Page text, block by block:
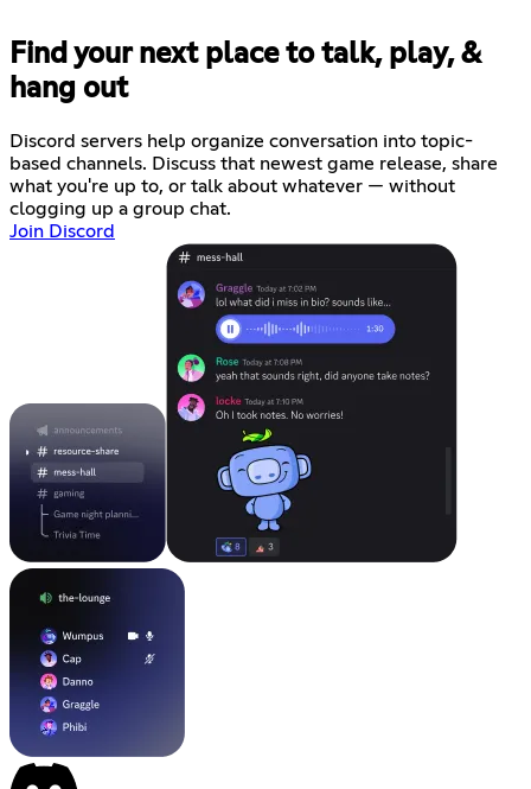
Find your next place to talk, play, &
hang out
Discord servers help organize conversation into topic-
based channels. Discuss that newest game release, share
what you're up to, or talk about whatever — without
clogging up a group chat.
Join Discord